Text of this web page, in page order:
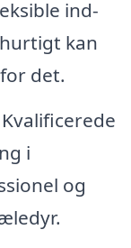
ind-
kan
det.
Kvalificerede
i
og